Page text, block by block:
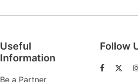
Useful
Information
Be a Partner
Follow